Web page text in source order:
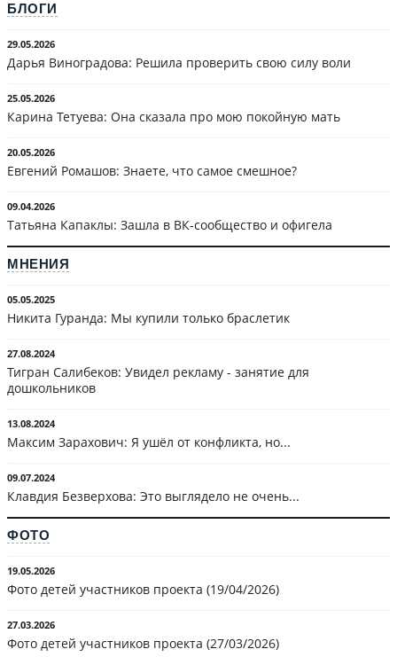
БЛОГИ
29.05.2026
Дарья Виноградова: Решила проверить свою силу воли
25.05.2026
Карина Тетуева: Она сказала про мою покойную мать
20.05.2026
Евгений Ромашов: Знаете, что самое смешное?
09.04.2026
Татьяна Капаклы: Зашла в ВК-сообщество и офигела
МНЕНИЯ
05.05.2025
Никита Гуранда: Мы купили только браслетик
27.08.2024
Тигран Салибеков: Увидел рекламу - занятие для
дошкольников
13.08.2024
Максим Зарахович: Я ушёл от конфликта, но...
09.07.2024
Клавдия Безверхова: Это выглядело не очень...
ФОТО
19.05.2026
Фото детей участников проекта (19/04/2026)
27.03.2026
Фото детей участников проекта (27/03/2026)